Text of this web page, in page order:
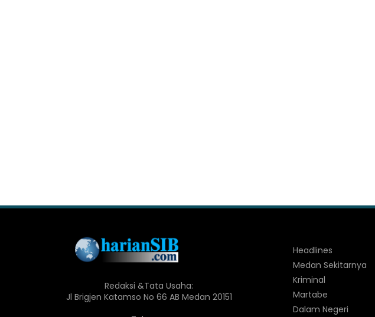
Redaksi &Tata Usaha:
Jl Brigjen Katamso No 66 AB Medan 20151
Headlines
Medan Sekitarnya
Kriminal
Martabe
Dalam Negeri